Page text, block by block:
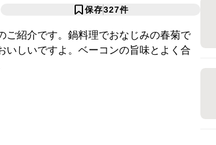
保存327件
ご紹介です。鍋料理でおなじみの春菊で
しいですよ。ベーコンの旨味とよく合